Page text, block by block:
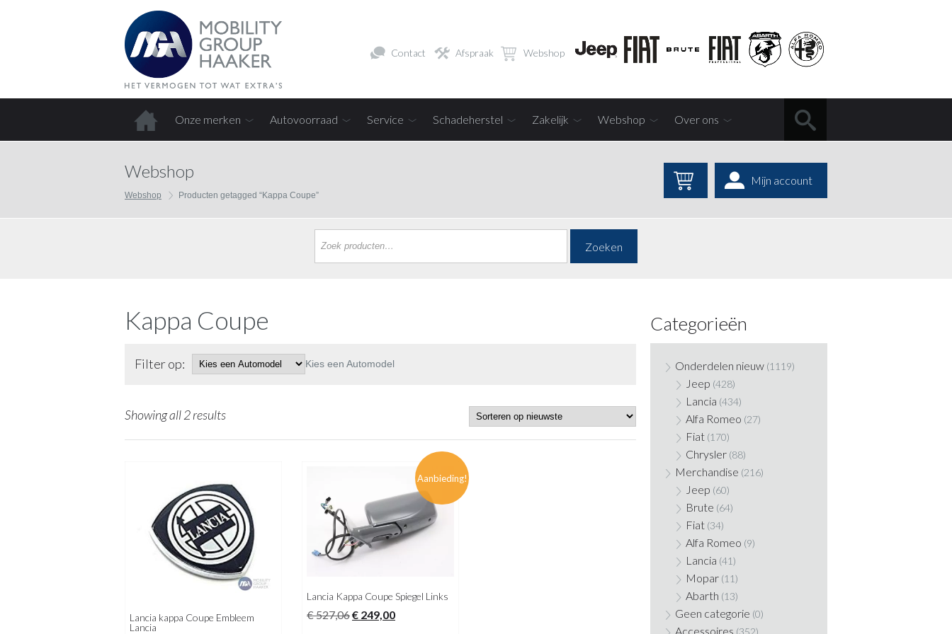
Contact Afspraak Webshop
Onze merken Autovoorraad Service Schadeherstel Zakelijk Webshop Over ons
Webshop
Webshop Producten getagged “Kappa Coupe”
Mijn account
Zoeken
Kappa Coupe
Filter op: Kies een Automodel
Showing all 2 results
Lancia kappa Coupe Embleem
Lancia
Aanbieding!
Lancia Kappa Coupe Spiegel Links
€527,06Oorspronkelijke
€ 249,00Huidige
Categorieën
Onderdelen nieuw (1119)
Jeep (428)
Lancia (434)
Alfa Romeo (27)
Fiat (170)
Chrysler (88)
Merchandise (216)
Jeep (60)
Brute (64)
Fiat (34)
Alfa Romeo (9)
Lancia (41)
Mopar (11)
Abarth (13)
Geen categorie (0)
Accessoires (352)